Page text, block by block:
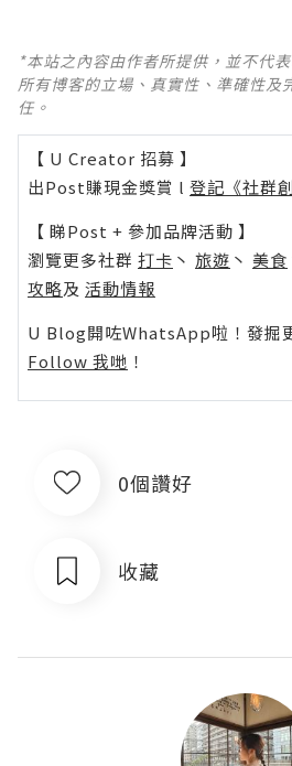
*本站之內容由作者所提供，並不代
所有博客的立場、真實性、準確性及
任。
【 U Creator 招募 】
出Post賺現金獎賞 l 登記《社群
【 睇Post + 參加品牌活動 】
瀏覽更多社群 打卡 丶 旅遊 丶 美食
攻略及 活動情報
U Blog開咗WhatsApp啦！發掘
Follow 我哋 ！
0個讚好
收藏